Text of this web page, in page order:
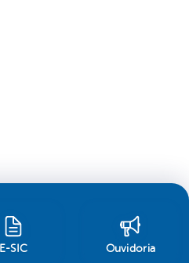
E-SIC Ouvidoria